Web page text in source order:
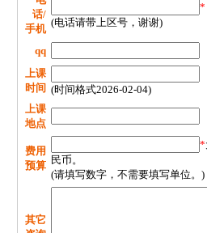
话/
手机
*
(电话请带上区号，谢谢)
qq
上课
时间 (时间格式2026-02-04)
上课
地点
费用
预算
*
民币。
(请填写数字，不需要填写单位。)
其它